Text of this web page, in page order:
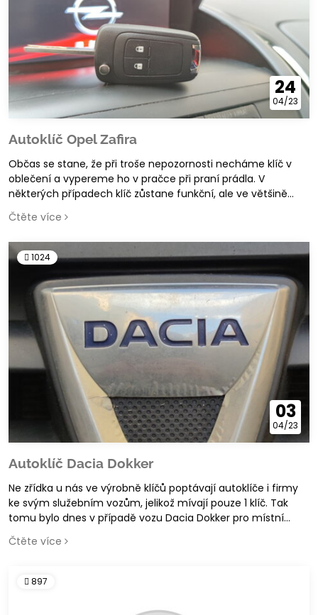
24
04/23
Autoklíč Opel Zafira
Občas se stane, že při troše nepozornosti necháme klíč v
oblečení a vypereme ho v pračce při praní prádla. V
některých případech klíč zůstane funkční, ale ve většině
případech přestane fungovat, či nefunguje tak, jak by měl.
Čtěte více
1024
03
04/23
Autoklíč Dacia Dokker
Ne zřídka u nás ve výrobně klíčů poptávají autoklíče i firmy
ke svým služebním vozům, jelikož mívají pouze 1 klíč. Tak
tomu bylo dnes v případě vozu Dacia Dokker pro místní
firmu.
Čtěte více
897